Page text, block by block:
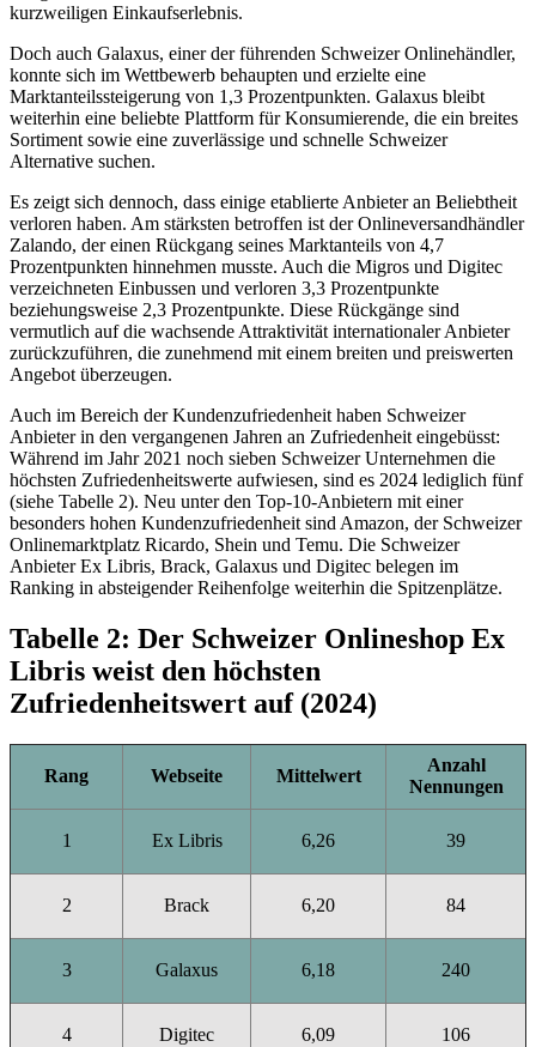
kurzweiligen Einkaufserlebnis.
Doch auch Galaxus, einer der führenden Schweizer Onlinehändler,
konnte sich im Wettbewerb behaupten und erzielte eine
Marktanteilssteigerung von 1,3 Prozentpunkten. Galaxus bleibt
weiterhin eine beliebte Plattform für Konsumierende, die ein breites
Sortiment sowie eine zuverlässige und schnelle Schweizer
Alternative suchen.
Es zeigt sich dennoch, dass einige etablierte Anbieter an Beliebtheit
verloren haben. Am stärksten betroffen ist der Onlineversandhändler
Zalando, der einen Rückgang seines Marktanteils von 4,7
Prozentpunkten hinnehmen musste. Auch die Migros und Digitec
verzeichneten Einbussen und verloren 3,3 Prozentpunkte
beziehungsweise 2,3 Prozentpunkte. Diese Rückgänge sind
vermutlich auf die wachsende Attraktivität internationaler Anbieter
zurückzuführen, die zunehmend mit einem breiten und preiswerten
Angebot überzeugen.
Auch im Bereich der Kundenzufriedenheit haben Schweizer
Anbieter in den vergangenen Jahren an Zufriedenheit eingebüsst:
Während im Jahr 2021 noch sieben Schweizer Unternehmen die
höchsten Zufriedenheitswerte aufwiesen, sind es 2024 lediglich fünf
(siehe Tabelle 2). Neu unter den Top-10-Anbietern mit einer
besonders hohen Kundenzufriedenheit sind Amazon, der Schweizer
Onlinemarktplatz Ricardo, Shein und Temu. Die Schweizer
Anbieter Ex Libris, Brack, Galaxus und Digitec belegen im
Ranking in absteigender Reihenfolge weiterhin die Spitzenplätze.
Tabelle 2: Der Schweizer Onlineshop Ex
Libris weist den höchsten
Zufriedenheitswert auf (2024)
Rang Webseite Mittelwert
Anzahl
Nennungen
1 Ex Libris 6,26 39
2 Brack 6,20 84
3 Galaxus 6,18 240
4 Digitec 6,09 106